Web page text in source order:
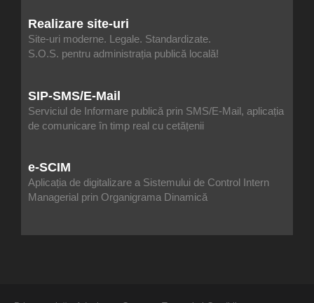
Realizare site-uri
Site-uri moderne. Legale. Standardizate.
S.O.S. pentru administrația publică locală!
SIP-SMS/E-Mail
Serviciul de Informare publică prin SMS/E-Mail, aplicația
de comunicare în timp real cu cetățenii
e-SCIM
Aplicația de digitalizare a Sistemului de Control Intern
Managerial prin Organigrama Dinamică